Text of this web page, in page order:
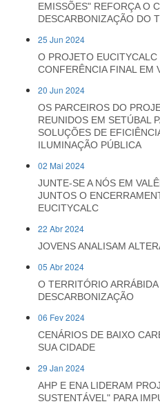
EMISSÕES" REFORÇA O
DESCARBONIZAÇÃO DO
25 Jun 2024
O PROJETO EUCITYCALC
CONFERÊNCIA FINAL EM
20 Jun 2024
OS PARCEIROS DO
REUNIDOS EM SETÚBAL
SOLUÇÕES DE
ILUMINAÇÃO PÚBLICA
02 Mai 2024
JUNTE-SE A NÓS EM
JUNTOS O
EUCITYCALC
22 Abr 2024
JOVENS ANALISAM
05 Abr 2024
O TERRITÓRIO
DESCARBONIZAÇÃO
06 Fev 2024
CENÁRIOS DE BAIXO
SUA CIDADE
29 Jan 2024
AHP E ENA LIDERAM
SUSTENTÁVEL" PARA